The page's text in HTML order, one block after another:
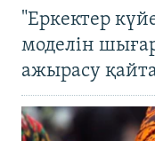
"Еркектер
моделін
ажырасу